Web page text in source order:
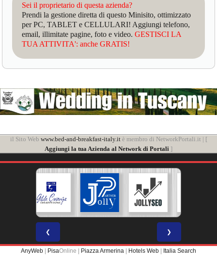
Sei il proprietario di questa azienda?
Prendi la gestione diretta di questo Minisito, ottimizzato
per PC, TABLET e CELLULARI! Aggiungi telefono,
email, illimitate pagine, foto e video.GESTISCI LA
TUA ATTIVITA': anche GRATIS!
il Sito Web www.bed-and-breakfast-italy.itè membro di NetworkPortali.it | [
Aggiungi la tua Azienda al Network di Portali ]
❮ ❯
AnyWeb PisaOnline | Piazza Armerina Hotels Web Italia Search